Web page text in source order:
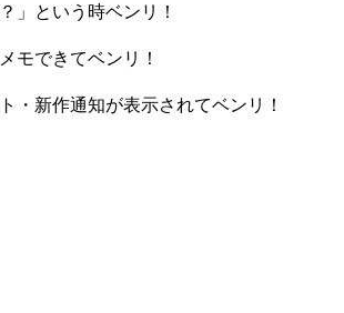
」という時ベンリ！
モできてベンリ！
・新作通知が表示されてベンリ！